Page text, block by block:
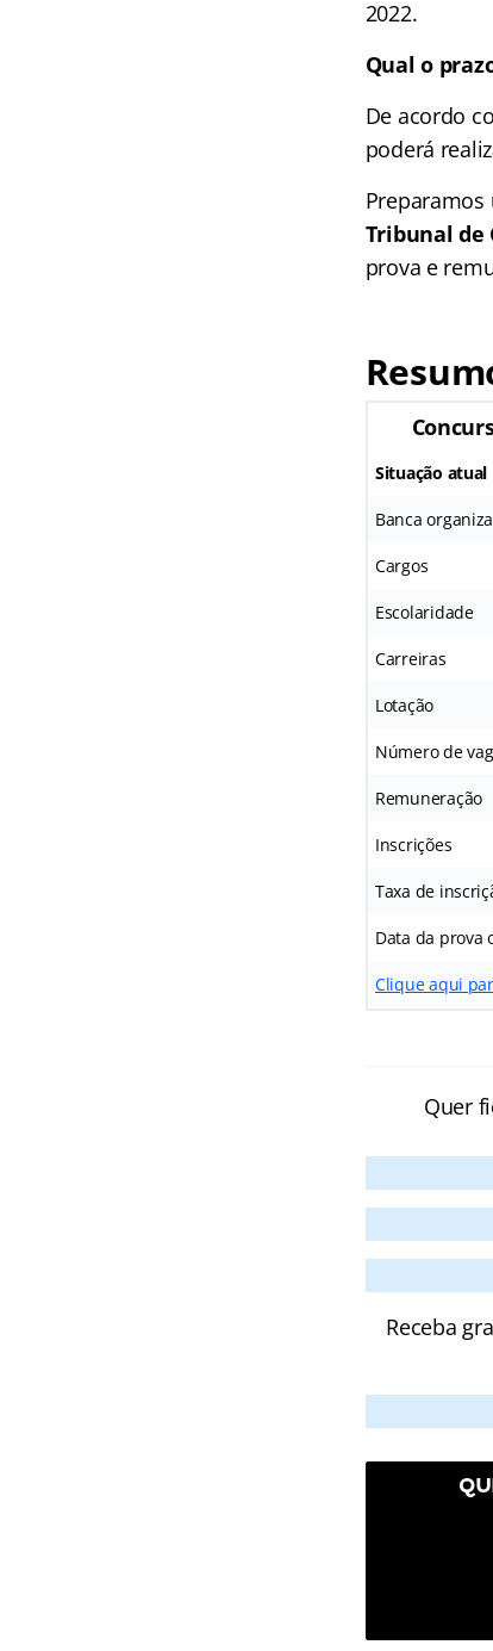
2022.
Qual o
De acordo
poderá
Tribunal de
prova e
Situação atual
Banca
Cargos
Escolaridade
Carreiras
Lotação
Número de
Remuneração
Inscrições
Taxa de
Data da prova
Clique aqui
Quer
Receba